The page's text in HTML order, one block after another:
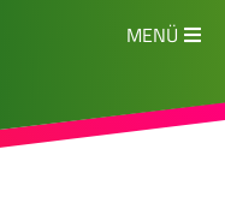
MENÜ